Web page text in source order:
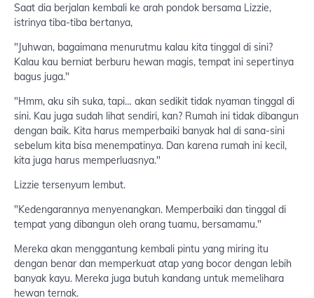
Saat dia berjalan kembali ke arah pondok bersama Lizzie,
istrinya tiba-tiba bertanya,
"Juhwan, bagaimana menurutmu kalau kita tinggal di sini?
Kalau kau berniat berburu hewan magis, tempat ini sepertinya
bagus juga."
"Hmm, aku sih suka, tapi… akan sedikit tidak nyaman tinggal di
sini. Kau juga sudah lihat sendiri, kan? Rumah ini tidak dibangun
dengan baik. Kita harus memperbaiki banyak hal di sana-sini
sebelum kita bisa menempatinya. Dan karena rumah ini kecil,
kita juga harus memperluasnya."
Lizzie tersenyum lembut.
"Kedengarannya menyenangkan. Memperbaiki dan tinggal di
tempat yang dibangun oleh orang tuamu, bersamamu."
Mereka akan menggantung kembali pintu yang miring itu
dengan benar dan memperkuat atap yang bocor dengan lebih
banyak kayu. Mereka juga butuh kandang untuk memelihara
hewan ternak.